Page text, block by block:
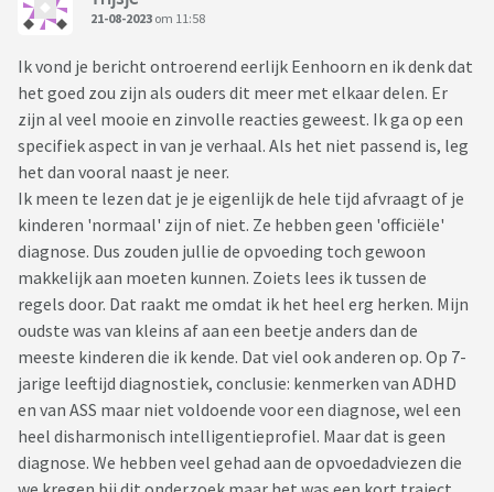
21-08-2023 om 11:58
Ik vond je bericht ontroerend eerlijk Eenhoorn en ik denk dat
het goed zou zijn als ouders dit meer met elkaar delen. Er
zijn al veel mooie en zinvolle reacties geweest. Ik ga op een
specifiek aspect in van je verhaal. Als het niet passend is, leg
het dan vooral naast je neer.
Ik meen te lezen dat je je eigenlijk de hele tijd afvraagt of je
kinderen 'normaal' zijn of niet. Ze hebben geen 'officiële'
diagnose. Dus zouden jullie de opvoeding toch gewoon
makkelijk aan moeten kunnen. Zoiets lees ik tussen de
regels door. Dat raakt me omdat ik het heel erg herken. Mijn
oudste was van kleins af aan een beetje anders dan de
meeste kinderen die ik kende. Dat viel ook anderen op. Op 7-
jarige leeftijd diagnostiek, conclusie: kenmerken van ADHD
en van ASS maar niet voldoende voor een diagnose, wel een
heel disharmonisch intelligentieprofiel. Maar dat is geen
diagnose. We hebben veel gehad aan de opvoedadviezen die